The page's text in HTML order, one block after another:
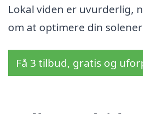
Lokal viden er uvurderlig,
om at optimere din
Få 3 tilbud, gratis og